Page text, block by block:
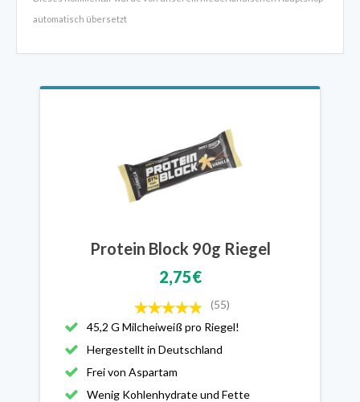
automatisch übersetzt
Protein Block 90g Riegel
2,75€
(55)
45,2 G Milcheiweiß pro Riegel!
Hergestellt in Deutschland
Frei von Aspartam
Wenig Kohlenhydrate und Fette